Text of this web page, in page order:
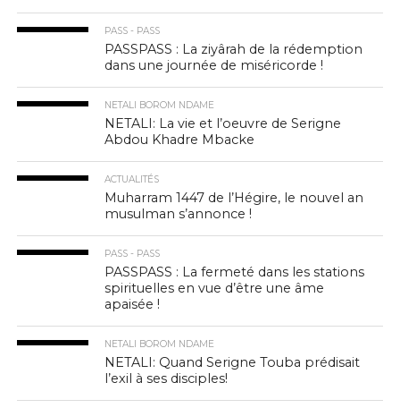
PASS - PASS
PASSPASS : La ziyârah de la rédemption
dans une journée de miséricorde !
NETALI BOROM NDAME
NETALI: La vie et l’oeuvre de Serigne
Abdou Khadre Mbacke
ACTUALITÉS
Muharram 1447 de l’Hégire, le nouvel an
musulman s’annonce !
PASS - PASS
PASSPASS : La fermeté dans les stations
spirituelles en vue d’être une âme
apaisée !
NETALI BOROM NDAME
NETALI: Quand Serigne Touba prédisait
l’exil à ses disciples!